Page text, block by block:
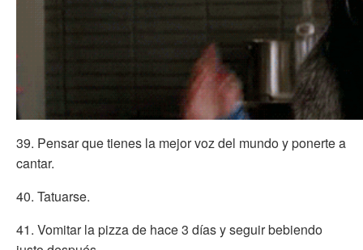
39. Pensar que tienes la mejor voz del mundo y ponerte a
cantar.
40. Tatuarse.
41. Vomitar la pizza de hace 3 días y seguir bebiendo